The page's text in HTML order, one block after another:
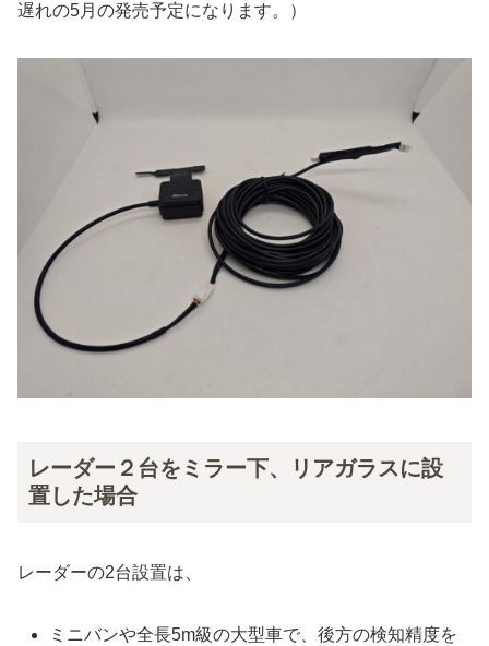
遅れの5月の発売予定になります。）
レーダー２台をミラー下、リアガラスに設
置した場合
レーダーの2台設置は、
ミニバンや全長5m級の大型車で、後方の検知精度を